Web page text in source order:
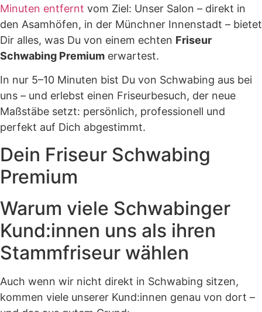
Minuten entfernt vom Ziel: Unser Salon – direkt in
den Asamhöfen, in der Münchner Innenstadt – bietet
Dir alles, was Du von einem echten Friseur
Schwabing Premium erwartest.
In nur 5–10 Minuten bist Du von Schwabing aus bei
uns – und erlebst einen Friseurbesuch, der neue
Maßstäbe setzt: persönlich, professionell und
perfekt auf Dich abgestimmt.
Dein Friseur Schwabing
Premium
Warum viele Schwabinger
Kund:innen uns als ihren
Stammfriseur wählen
Auch wenn wir nicht direkt in Schwabing sitzen,
kommen viele unserer Kund:innen genau von dort –